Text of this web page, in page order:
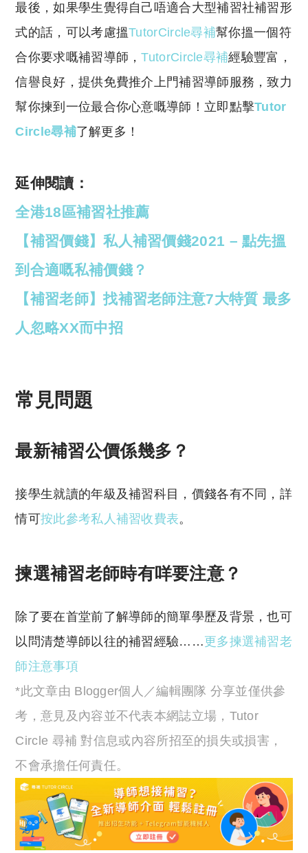
最後，如果學生覺得自己唔適合大型補習社補習形
式的話，可以考慮搵TutorCircle尋補幫你搵一個符
合你要求嘅補習導師，TutorCircle尋補經驗豐富，
信譽良好，提供免費推介上門補習導師服務，致力
幫你揀到一位最合你心意嘅導師！立即點擊Tutor
Circle尋補了解更多！
延伸閱讀：
全港18區補習社推薦
【補習價錢】私人補習價錢2021 – 點先搵
到合適嘅私補價錢？
【補習老師】找補習老師注意7大特質 最多
人忽略XX而中招
常見問題
最新補習公價係幾多？
接學生就讀的年級及補習科目，價錢各有不同，詳
情可按此參考私人補習收費表。
揀選補習老師時有咩要注意？
除了要在首堂前了解導師的簡單學歷及背景，也可
以問清楚導師以往的補習經驗……更多揀選補習老
師注意事項
*此文章由 Blogger個人／編輯團隊 分享並僅供參
考，意見及內容並不代表本網誌立場，Tutor
Circle 尋補 對信息或內容所招至的損失或損害，
不會承擔任何責任。